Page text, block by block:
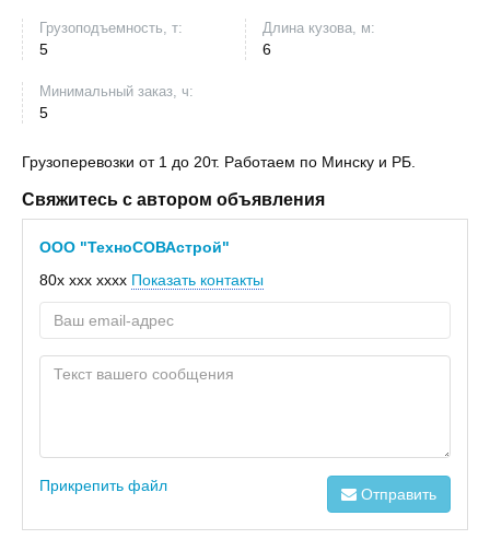
Грузоподъемность, т:
5
Длина кузова, м:
6
Минимальный заказ, ч:
5
Грузоперевозки от 1 до 20т. Работаем по Минску и РБ.
Свяжитесь с автором объявления
ООО "ТехноСОВАстрой"
80x xxx xxxx Показать контакты
Прикрепить файл Отправить